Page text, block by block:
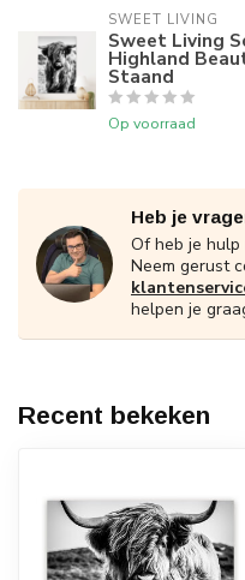
SWEET LIVING
Sweet Living
Highland
Staand
Op voorraad
Heb je
Of heb je
Neem gerust
helpen je
Recent bekeken